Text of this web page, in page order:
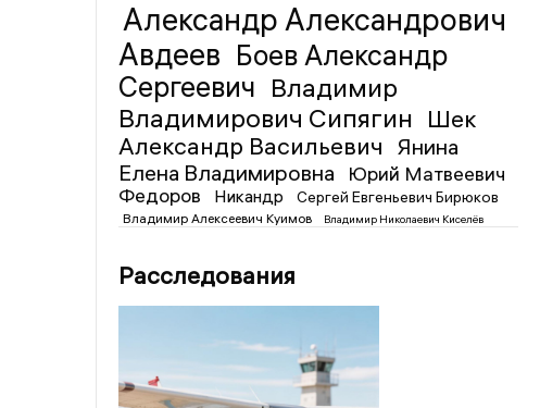
Александр Александрович
Авдеев Боев Александр
Сергеевич Владимир
Владимирович Сипягин Шек
Александр Васильевич
Янина
Елена Владимировна
Юрий Матвеевич
Федоров
Никандр Сергей Евгеньевич Бирюков
Владимир Алексеевич Куимов Владимир Николаевич Киселёв
Расследования